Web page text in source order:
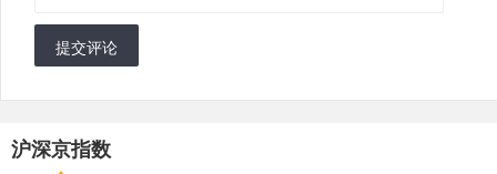
提交评论
沪深京指数